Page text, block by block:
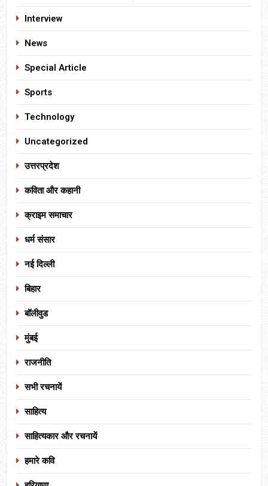
Interview
News
Special Article
Sports
Technology
Uncategorized
उत्तरप्रदेश
कविता और कहानी
क्राइम समाचार
धर्म संसार
नई दिल्ली
बिहार
बॉलीवुड
मुंबई
राजनीति
सभी रचनायें
साहित्य
साहित्यकार और रचनायें
हमारे कवि